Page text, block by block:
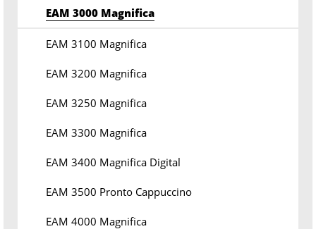
EAM 3000 Magnifica
EAM 3100 Magnifica
EAM 3200 Magnifica
EAM 3250 Magnifica
EAM 3300 Magnifica
EAM 3400 Magnifica Digital
EAM 3500 Pronto Cappuccino
EAM 4000 Magnifica